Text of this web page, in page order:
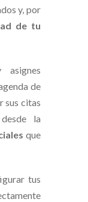
y, por
de tu
de
sus citas
la
que
tus